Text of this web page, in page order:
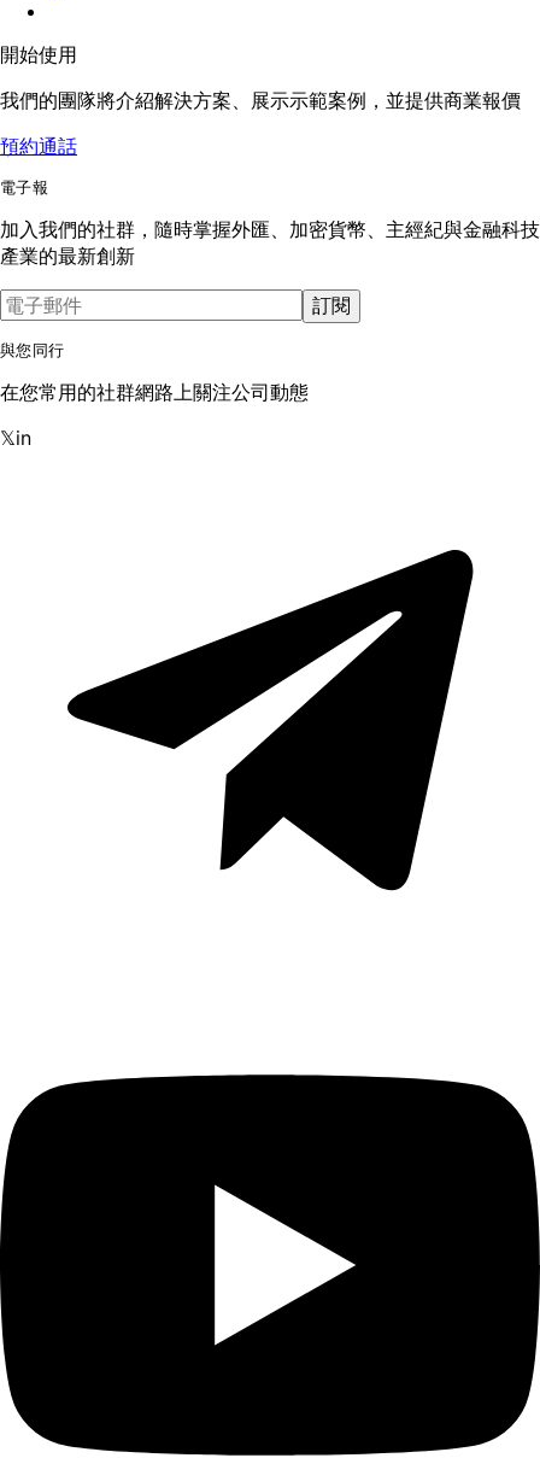
開始使用
我們的團隊將介紹解決方案、展示示範案例，並提供商業報價
預約通話
電子報
加入我們的社群，隨時掌握外匯、加密貨幣、主經紀與金融科技
產業的最新創新
訂閱
與您同行
在您常用的社群網路上關注公司動態
𝕏in